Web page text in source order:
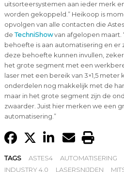
uitsorteersystemen aan ieder merk
worden gekoppeld.” Heikoop is
opvolgen van alle contacten die
deTechniShowvan afgelopen maart.
behoefte is aan automatisering en er
deze behoefte kunnen invullen,
het grote segment met een
laser met een bereik van 3×1,5 meter
onderdelen nog makkelijk met de
maar in het grote segment zijn de
zwaarder. Juist hier merken we een
automatisering.”
TAGS ASTES4 AUTOMATISERING
INDUSTRY 4.0
LASERSNIJDEN